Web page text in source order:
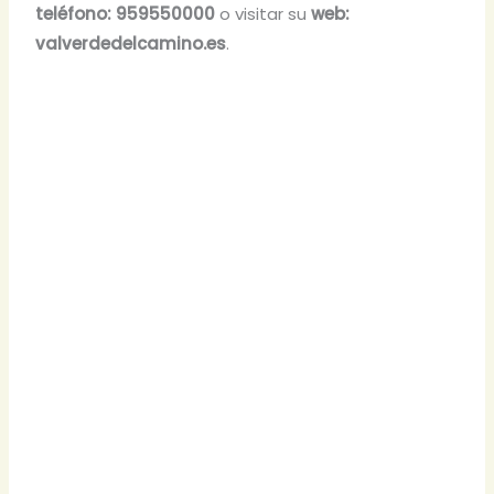
teléfono: 959550000o visitar suweb:
valverdedelcamino.es.